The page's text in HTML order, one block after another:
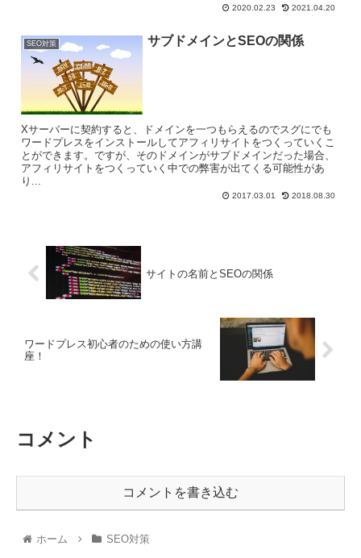
2020.02.23 2021.04.20
SEO対策 サブドメインとSEOの関係
Xサーバーに契約すると、ドメインを一つもらえるのでスグにでも
ワードプレスをインストールしてアフィリサイトをつくっていくこ
とができます。ですが、そのドメインがサブドメインだった場合、
アフィリサイトをつくっていく中での弊害が出てくる可能性があ
り...
2017.03.01 2018.08.30
サイトの名前とSEOの関係
ワードプレス初心者のための使い方講
座！
コメント
コメントを書き込む
ホーム SEO対策